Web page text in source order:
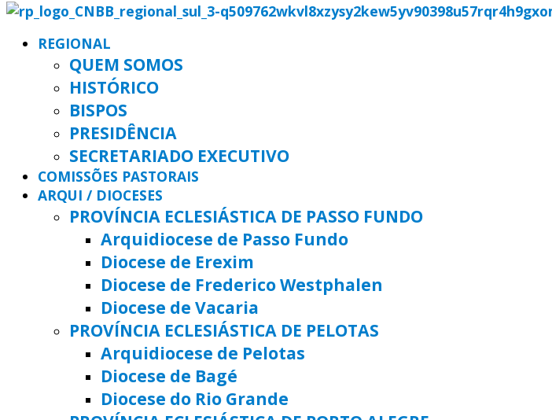
REGIONAL
QUEM SOMOS
HISTÓRICO
BISPOS
PRESIDÊNCIA
SECRETARIADO EXECUTIVO
COMISSÕES PASTORAIS
ARQUI / DIOCESES
PROVÍNCIA ECLESIÁSTICA DE PASSO FUNDO
Arquidiocese de Passo Fundo
Diocese de Erexim
Diocese de Frederico Westphalen
Diocese de Vacaria
PROVÍNCIA ECLESIÁSTICA DE PELOTAS
Arquidiocese de Pelotas
Diocese de Bagé
Diocese do Rio Grande